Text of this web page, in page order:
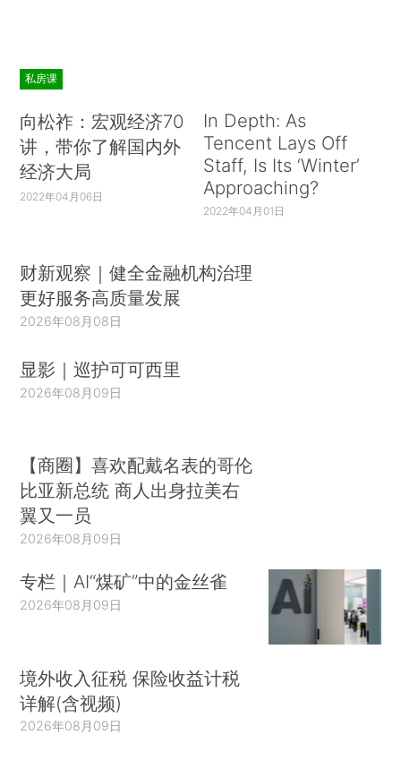
私房课
向松祚：宏观经济70
讲，带你了解国内外
经济大局
2022年04月06日
In Depth: As
Tencent Lays Off
Staff, Is Its ‘Winter’
Approaching?
2022年04月01日
财新观察｜健全金融机构治理
更好服务高质量发展
2026年08月08日
显影｜巡护可可西里
2026年08月09日
【商圈】喜欢配戴名表的哥伦
比亚新总统 商人出身拉美右
翼又一员
2026年08月09日
专栏｜AI“煤矿”中的金丝雀
2026年08月09日
境外收入征税 保险收益计税
详解(含视频)
2026年08月09日